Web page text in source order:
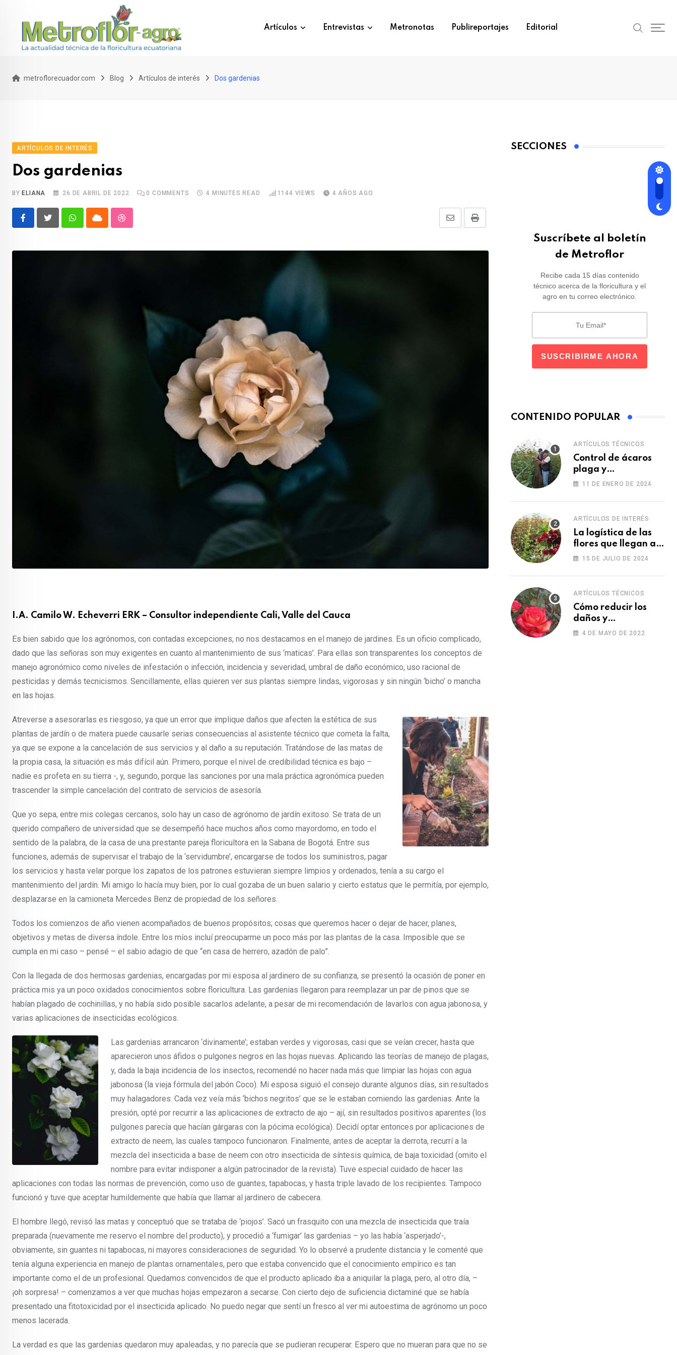
Artículos Entrevistas Metronotas Publireportajes Editorial
metroflorecuador.com Blog Artículos de interés Dos gardenias
ARTÍCULOS DE INTERÉS
Dos gardenias
BY ELIANA 26 DE ABRIL DE 2022 0 COMMENTS 4 MINUTES READ 1144 VIEWS 4 AÑOS AGO
WhatsappCloud StumbleUpon Print
Share
Email
I.A. Camilo W. Echeverri ERK – Consultor independiente Cali, Valle del Cauca
Es bien sabido que los agrónomos, con contadas excepciones, no nos destacamos en el manejo de jardines. Es un oficio complicado,
dado que las señoras son muy exigentes en cuanto al mantenimiento de sus ‘maticas’. Para ellas son transparentes los conceptos de
manejo agronómico como niveles de infestación o infección, incidencia y severidad, umbral de daño económico, uso racional de
pesticidas y demás tecnicismos. Sencillamente, ellas quieren ver sus plantas siempre lindas, vigorosas y sin ningún ‘bicho’ o mancha
en las hojas.
Atreverse a asesorarlas es riesgoso, ya que un error que implique daños que afecten la estética de sus
plantas de jardín o de matera puede causarle serias consecuencias al asistente técnico que cometa la falta,
ya que se expone a la cancelación de sus servicios y al daño a su reputación. Tratándose de las matas de
la propia casa, la situación es más difícil aún. Primero, porque el nivel de credibilidad técnica es bajo –
nadie es profeta en su tierra -, y, segundo, porque las sanciones por una mala práctica agronómica pueden
trascender la simple cancelación del contrato de servicios de asesoría.
Que yo sepa, entre mis colegas cercanos, solo hay un caso de agrónomo de jardín exitoso. Se trata de un
querido compañero de universidad que se desempeñó hace muchos años como mayordomo, en todo el
sentido de la palabra, de la casa de una prestante pareja floricultora en la Sabana de Bogotá. Entre sus
funciones, además de supervisar el trabajo de la ‘servidumbre’, encargarse de todos los suministros, pagar
los servicios y hasta velar porque los zapatos de los patrones estuvieran siempre limpios y ordenados, tenía a su cargo el
mantenimiento del jardín. Mi amigo lo hacía muy bien, por lo cual gozaba de un buen salario y cierto estatus que le permitía, por ejemplo,
desplazarse en la camioneta Mercedes Benz de propiedad de los señores.
Todos los comienzos de año vienen acompañados de buenos propósitos; cosas que queremos hacer o dejar de hacer, planes,
objetivos y metas de diversa índole. Entre los míos incluí preocuparme un poco más por las plantas de la casa. Imposible que se
cumpla en mi caso – pensé – el sabio adagio de que “en casa de herrero, azadón de palo”.
Con la llegada de dos hermosas gardenias, encargadas por mi esposa al jardinero de su confianza, se presentó la ocasión de poner en
práctica mis ya un poco oxidados conocimientos sobre floricultura. Las gardenias llegaron para reemplazar un par de pinos que se
habían plagado de cochinillas, y no había sido posible sacarlos adelante, a pesar de mi recomendación de lavarlos con agua jabonosa, y
varias aplicaciones de insecticidas ecológicos.
Las gardenias arrancaron ‘divinamente’; estaban verdes y vigorosas, casi que se veían crecer, hasta que
aparecieron unos áfidos o pulgones negros en las hojas nuevas. Aplicando las teorías de manejo de plagas,
y, dada la baja incidencia de los insectos, recomendé no hacer nada más que limpiar las hojas con agua
jabonosa (la vieja fórmula del jabón Coco). Mi esposa siguió el consejo durante algunos días, sin resultados
muy halagadores. Cada vez veía más ‘bichos negritos’ que se le estaban comiendo las gardenias. Ante la
presión, opté por recurrir a las aplicaciones de extracto de ajo – ají, sin resultados positivos aparentes (los
pulgones parecía que hacían gárgaras con la pócima ecológica). Decidí optar entonces por aplicaciones de
extracto de neem, las cuales tampoco funcionaron. Finalmente, antes de aceptar la derrota, recurrí a la
mezcla del insecticida a base de neem con otro insecticida de síntesis química, de baja toxicidad (omito el
nombre para evitar indisponer a algún patrocinador de la revista). Tuve especial cuidado de hacer las
aplicaciones con todas las normas de prevención, como uso de guantes, tapabocas, y hasta triple lavado de los recipientes. Tampoco
funcionó y tuve que aceptar humildemente que había que llamar al jardinero de cabecera.
El hombre llegó, revisó las matas y conceptuó que se trataba de ‘piojos’. Sacó un frasquito con una mezcla de insecticida que traía
preparada (nuevamente me reservo el nombre del producto), y procedió a ‘fumigar’ las gardenias – yo las había ‘asperjado’-,
obviamente, sin guantes ni tapabocas, ni mayores consideraciones de seguridad. Yo lo observé a prudente distancia y le comenté que
tenía alguna experiencia en manejo de plantas ornamentales, pero que estaba convencido que el conocimiento empírico es tan
importante como el de un profesional. Quedamos convencidos de que el producto aplicado iba a aniquilar la plaga, pero, al otro día, –
¡oh sorpresa! – comenzamos a ver que muchas hojas empezaron a secarse. Con cierto dejo de suficiencia dictaminé que se había
presentado una fitotoxicidad por el insecticida aplicado. No puedo negar que sentí un fresco al ver mi autoestima de agrónomo un poco
menos lacerada.
La verdad es que las gardenias quedaron muy apaleadas, y no parecía que se pudieran recuperar. Espero que no mueran para que no se
SECCIONES
Suscríbete al boletín
de Metroflor
Recibe cada 15 días contenido
técnico acerca de la floricultura y el
agro en tu correo electrónico.
CONTENIDO POPULAR
ARTÍCULOS TÉCNICOS
Control de ácaros
plaga y
fortalecimiento de
11 DE ENERO DE 2024
ARTÍCULOS DE INTERÉS
La logística de las
flores que llegan a
los Estados Unidos
15 DE JULIO DE 2024
ARTÍCULOS TÉCNICOS
Cómo reducir los
daños y
afectaciones
4 DE MAYO DE 2022